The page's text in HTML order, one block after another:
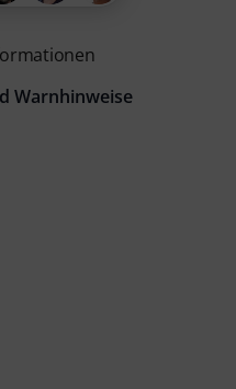
Warnhinweise